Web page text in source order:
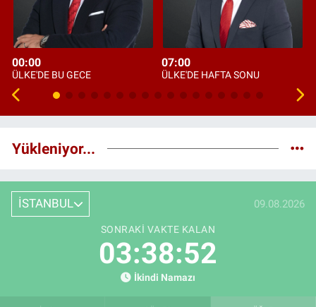
00:00
ÜLKE'DE BU GECE
07:00
ÜLKE'DE HAFTA SONU
Yükleniyor...
İSTANBUL 09.08.2026
SONRAKI VAKTE KALAN
03:38:50
İkindi Namazı